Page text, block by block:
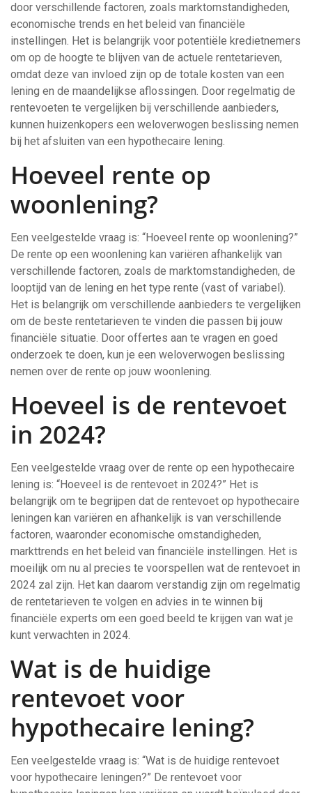
door verschillende factoren, zoals marktomstandigheden,
economische trends en het beleid van financiële
instellingen. Het is belangrijk voor potentiële kredietnemers
om op de hoogte te blijven van de actuele rentetarieven,
omdat deze van invloed zijn op de totale kosten van een
lening en de maandelijkse aflossingen. Door regelmatig de
rentevoeten te vergelijken bij verschillende aanbieders,
kunnen huizenkopers een weloverwogen beslissing nemen
bij het afsluiten van een hypothecaire lening.
Hoeveel rente op
woonlening?
Een veelgestelde vraag is: “Hoeveel rente op woonlening?”
De rente op een woonlening kan variëren afhankelijk van
verschillende factoren, zoals de marktomstandigheden, de
looptijd van de lening en het type rente (vast of variabel).
Het is belangrijk om verschillende aanbieders te vergelijken
om de beste rentetarieven te vinden die passen bij jouw
financiële situatie. Door offertes aan te vragen en goed
onderzoek te doen, kun je een weloverwogen beslissing
nemen over de rente op jouw woonlening.
Hoeveel is de rentevoet
in 2024?
Een veelgestelde vraag over de rente op een hypothecaire
lening is: “Hoeveel is de rentevoet in 2024?” Het is
belangrijk om te begrijpen dat de rentevoet op hypothecaire
leningen kan variëren en afhankelijk is van verschillende
factoren, waaronder economische omstandigheden,
markttrends en het beleid van financiële instellingen. Het is
moeilijk om nu al precies te voorspellen wat de rentevoet in
2024 zal zijn. Het kan daarom verstandig zijn om regelmatig
de rentetarieven te volgen en advies in te winnen bij
financiële experts om een goed beeld te krijgen van wat je
kunt verwachten in 2024.
Wat is de huidige
rentevoet voor
hypothecaire lening?
Een veelgestelde vraag is: “Wat is de huidige rentevoet
voor hypothecaire leningen?” De rentevoet voor